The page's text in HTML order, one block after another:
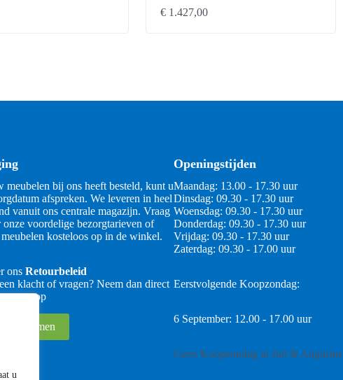
u
€ 1.427,00
meubelen bij ons heeft besteld, kunt u
afspreken. We leveren in heel
vanuit ons centrale magazijn. Vraag
onze voordelige bezorgtarieven of
kosteloos op in de winkel.
ons Retourbeleid
klacht of vragen? Neem dan direct
ons op
opnemen
Openingstijden
Maandag: 13.00 - 17.30 uur
Dinsdag: 09.30 - 17.30 uur
Woensdag: 09.30 - 17.30 uur
Donderdag: 09.30 - 17.30 uur
Vrijdag: 09.30 - 17.30 uur
Zaterdag: 09.30 - 17.00 uur
Eerstvolgende Koopzondag:
6 September: 12.00 - 17.00 uur
Geen Koopzondag in Juli & Augustus